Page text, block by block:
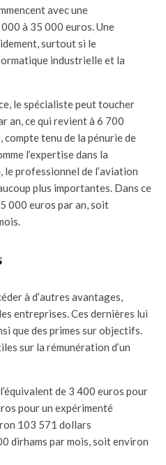
avec une
à 35 000 euros. Une
surtout si le
industrielle et la
le spécialiste peut toucher
an, ce qui revient à 6 700
compte tenu de la pénurie de
l’expertise dans la
professionnel de l’aviation
plus importantes. Dans ce
000 euros par an, soit
à d’autres avantages,
entreprises. Ces dernières lui
que des primes sur objectifs.
sur la rémunération d’un
de 3 400 euros pour
pour un expérimenté
103 571 dollars
dirhams par mois, soit environ